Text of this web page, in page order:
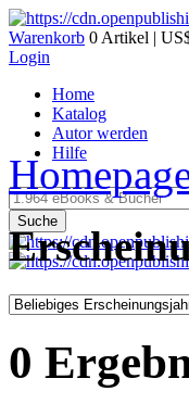
Warenkorb 0 Artikel |
Login
Home
Katalog
Autor werden
Hilfe
Suche
0